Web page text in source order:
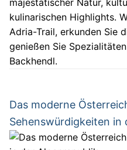
kulinarischen Highlights.
Adria-Trail, erkunden Sie
genießen Sie
Backhendl.
Das moderne
Sehenswürdigkeiten in